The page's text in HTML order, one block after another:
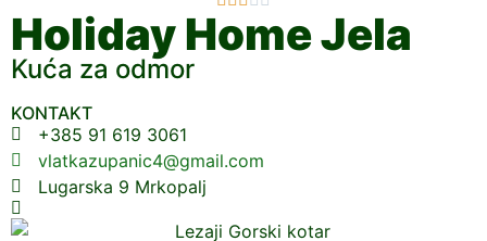
Holiday Home Jela
Kuća za odmor
KONTAKT
+385 91 619 3061
vlatkazupanic4@gmail.com
Lugarska 9 Mrkopalj